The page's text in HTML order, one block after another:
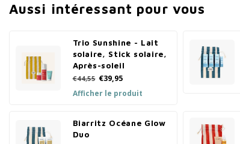
Aussi intéressant pour vous
Trio Sunshine - Lait
solaire, Stick solaire,
Après-soleil
€44,55 €39,95
Afficher le produit
Biarritz Océane Glow
Duo